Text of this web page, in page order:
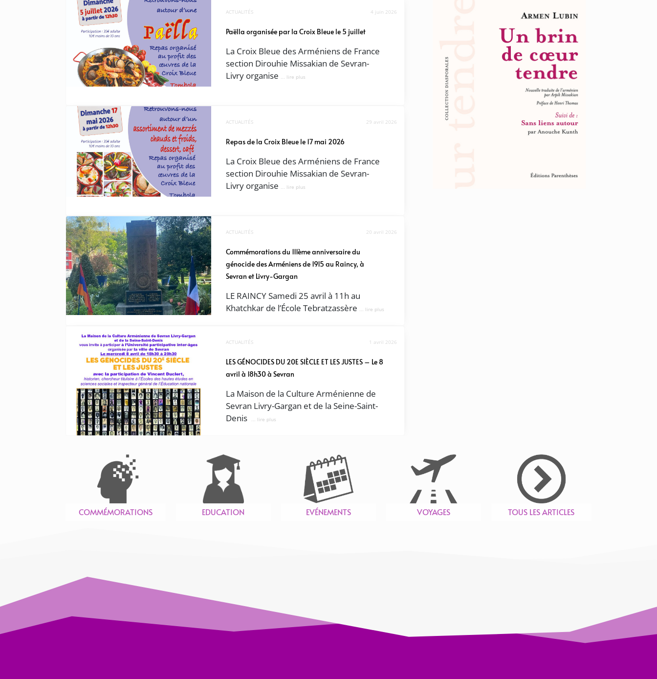
ACTUALITÉS 4 juin 2026
Paëlla organisée par la Croix Bleue le 5 juillet
La Croix Bleue des Arméniens de France
section Dirouhie Missakian de Sevran-
Livry organise ... lire plus
ACTUALITÉS 29 avril 2026
Repas de la Croix Bleue le 17 mai 2026
La Croix Bleue des Arméniens de France
section Dirouhie Missakian de Sevran-
Livry organise ... lire plus
ACTUALITÉS 20 avril 2026
Commémorations du 111ème anniversaire du
génocide des Arméniens de 1915 au Raincy, à
Sevran et Livry-Gargan
LE RAINCY Samedi 25 avril à 11h au
Khatchkar de l’École Tebratzassère ... lire plus
ACTUALITÉS 1 avril 2026
LES GÉNOCIDES DU 20E SIÈCLE ET LES JUSTES – Le 8
avril à 18h30 à Sevran
La Maison de la Culture Arménienne de
Sevran Livry-Gargan et de la Seine-Saint-
Denis
... lire plus
COMMÉMORATIONS EDUCATION EVÉNEMENTS VOYAGES TOUS LES ARTICLES